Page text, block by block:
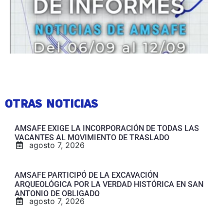
OTRAS NOTICIAS
AMSAFE EXIGE LA INCORPORACIÓN DE TODAS LAS
VACANTES AL MOVIMIENTO DE TRASLADO
agosto 7, 2026
AMSAFE PARTICIPÓ DE LA EXCAVACIÓN
ARQUEOLÓGICA POR LA VERDAD HISTÓRICA EN SAN
ANTONIO DE OBLIGADO
agosto 7, 2026